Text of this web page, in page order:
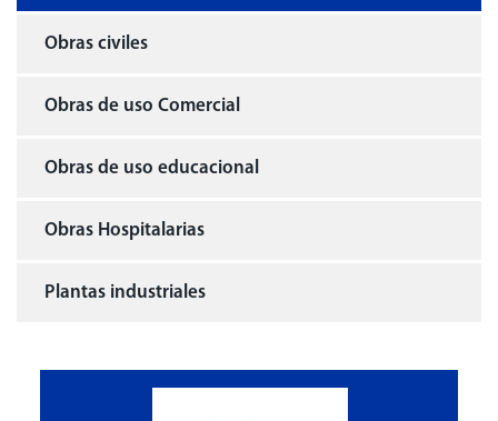
Obras civiles
Obras de uso Comercial
Obras de uso educacional
Obras Hospitalarias
Plantas industriales